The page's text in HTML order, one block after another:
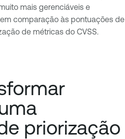
mais gerenciáveis ​​e
comparação às pontuações de
de métricas do CVSS.
priorização